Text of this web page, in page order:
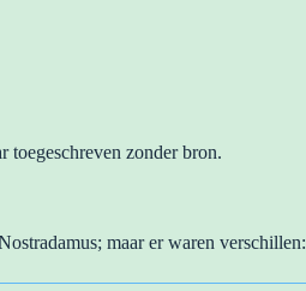
toegeschreven zonder bron.
maar er waren verschillen: